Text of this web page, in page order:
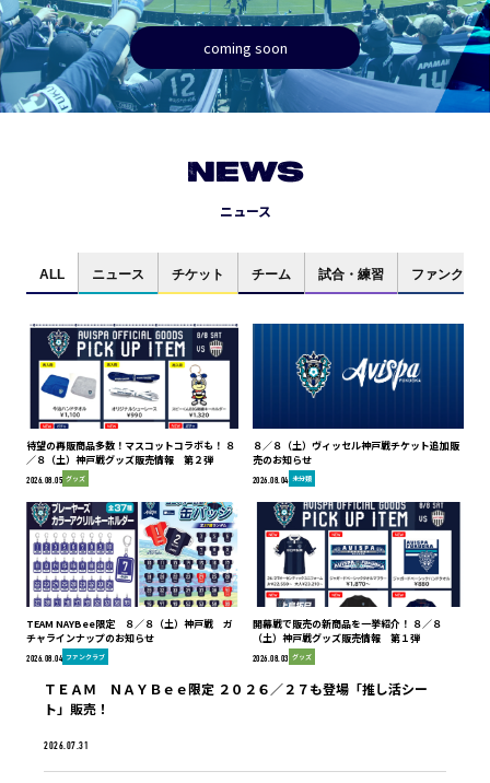
coming soon
NEWS
ニュース
ALL ニュース チケット チーム 試合・練習 ファンクラブ
待望の再販商品多数！マスコットコラボも！ ８
／８（土）神戸戦グッズ販売情報 第２弾
2026.08.05 グッズ
８／８（土）ヴィッセル神戸戦チケット追加販
売のお知らせ
2026.08.04 未分類
TEAM NAYBee限定 ８／８（土）神戸戦 ガ
チャラインナップのお知らせ
2026.08.04 ファンクラブ
開幕戦で販売の新商品を一挙紹介！ ８／８
（土）神戸戦グッズ販売情報 第１弾
2026.08.03 グッズ
2026.07.31
ＴＥＡＭ ＮＡＹＢｅｅ限定 ２０２６／２７も登場「推し活シー
ト」販売！